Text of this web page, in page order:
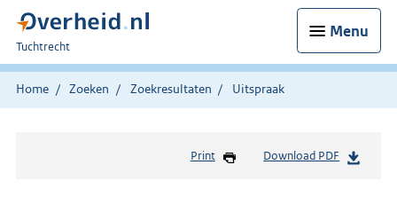
Menu
U
bent
hier:
Tuchtrecht
Home Zoeken Zoekresultaten Uitspraak
Print Download PDF